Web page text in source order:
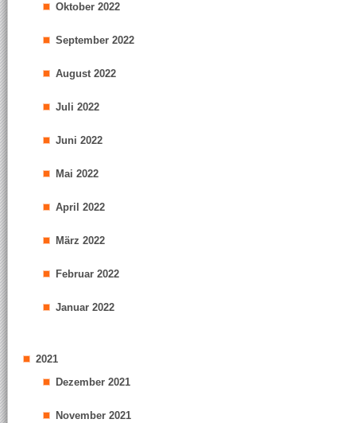
Oktober 2022
September 2022
August 2022
Juli 2022
Juni 2022
Mai 2022
April 2022
März 2022
Februar 2022
Januar 2022
2021
Dezember 2021
November 2021